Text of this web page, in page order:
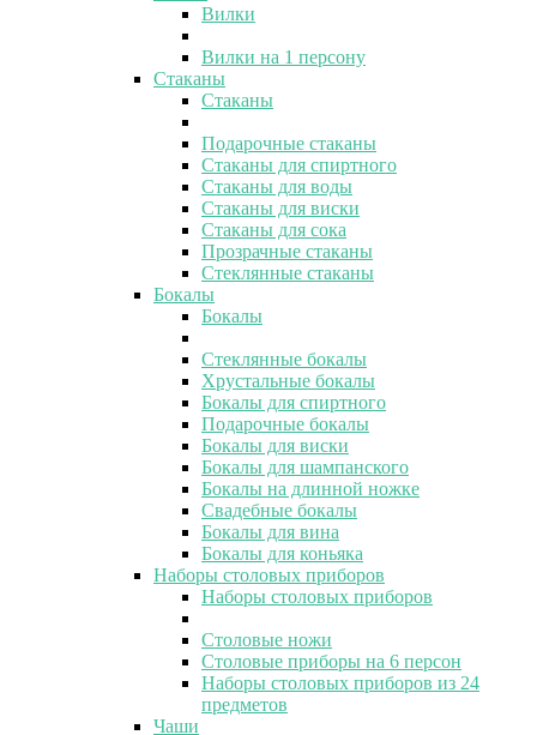
Вилки
Вилки на 1 персону
Стаканы
Стаканы
Подарочные стаканы
Стаканы для спиртного
Стаканы для воды
Стаканы для виски
Стаканы для сока
Прозрачные стаканы
Стеклянные стаканы
Бокалы
Бокалы
Стеклянные бокалы
Хрустальные бокалы
Бокалы для спиртного
Подарочные бокалы
Бокалы для виски
Бокалы для шампанского
Бокалы на длинной ножке
Свадебные бокалы
Бокалы для вина
Бокалы для коньяка
Наборы столовых приборов
Наборы столовых приборов
Столовые ножи
Столовые приборы на 6 персон
Наборы столовых приборов из 24
предметов
Чаши